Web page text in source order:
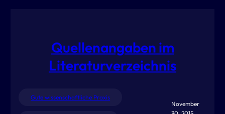
Quellenangaben im
Literaturverzeichnis
Gute wissenschaftliche Praxis
November